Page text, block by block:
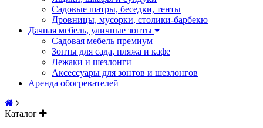
Садовые шатры, беседки, тенты
Дровницы, мусорки, столики-барбекю
Дачная мебель, уличные зонты
Садовая мебель премиум
Зонты для сада, пляжа и кафе
Лежаки и шезлонги
Аксессуары для зонтов и шезлонгов
Аренда обогревателей
Каталог